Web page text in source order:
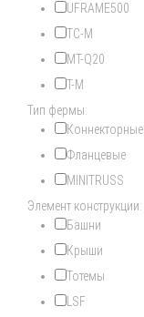
UFRAME500
TC-M
MT-Q20
T-M
Тип фермы:
Коннекторные
Фланцевые
MINITRUSS
Элемент конструкции:
Башни
Крыши
Тотемы
LSF